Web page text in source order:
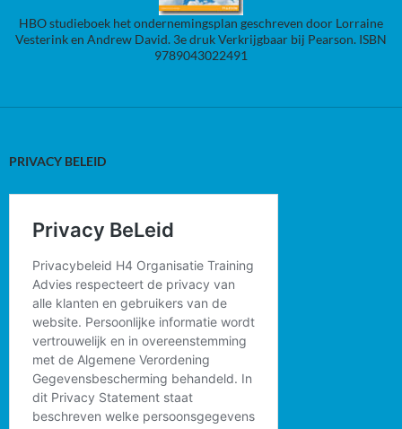
HBO studieboek het ondernemingsplan geschreven door Lorraine
Vesterink en Andrew David. 3e druk Verkrijgbaar bij Pearson. ISBN
9789043022491
PRIVACY BELEID